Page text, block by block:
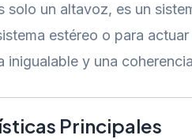
solo un altavoz, es un
estéreo o para
inigualable y una
Principales